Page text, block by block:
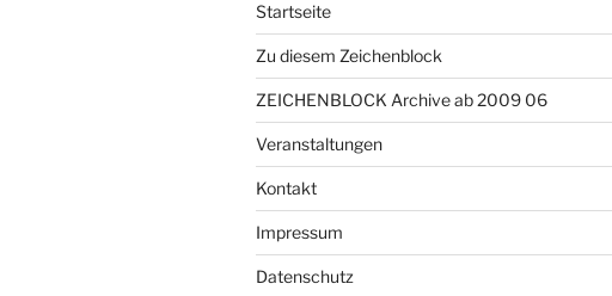
Startseite
Zu diesem Zeichenblock
ZEICHENBLOCK Archive ab 2009 06
Veranstaltungen
Kontakt
Impressum
Datenschutz